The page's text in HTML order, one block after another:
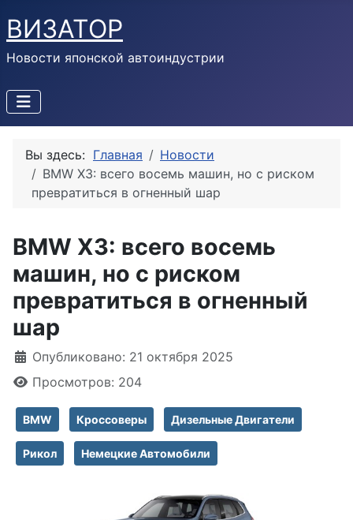
ВИЗАТОР
Новости японской автоиндустрии
Вы здесь: Главная
Новости
BMW X3: всего восемь машин, но с риском
превратиться в огненный шар
BMW X3: всего восемь
машин, но с риском
превратиться в огненный
шар
Информация о материале
Опубликовано: 21 октября 2025
Просмотров: 204
BMW Кроссоверы Дизельные Двигатели
Рикол Немецкие Автомобили